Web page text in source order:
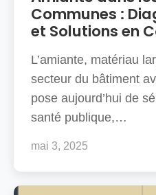
Communes :
et Solutions en
L’amiante, matériau
secteur du bâtiment
pose aujourd’hui de
santé publique,…
mai 3, 2025